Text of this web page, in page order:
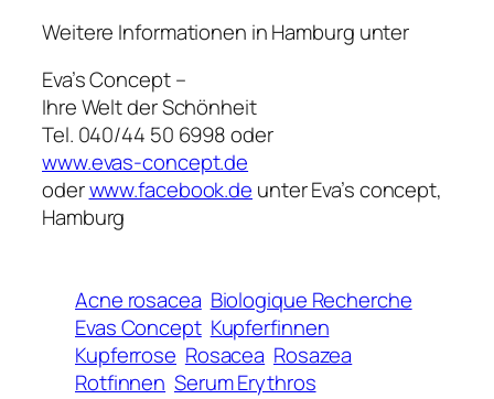
Weitere Informationen in Hamburg unter
Eva’s Concept –
Ihre Welt der Schönheit
Tel. 040/44 50 6998 oder
www.evas-concept.de
oderwww.facebook.de unter Eva’s concept,
Hamburg
Acne rosacea Biologique Recherche
Evas Concept Kupferfinnen
Kupferrose Rosacea Rosazea
Rotfinnen Serum Erythros